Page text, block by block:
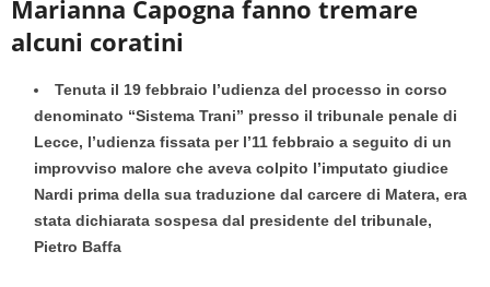
Marianna Capogna fanno tremare
alcuni coratini
Tenuta il 19 febbraio l’udienza del processo in corso
denominato “Sistema Trani” presso il tribunale penale di
Lecce, l’udienza fissata per l’11 febbraio a seguito di un
improvviso malore che aveva colpito l’imputato giudice
Nardi prima della sua traduzione dal carcere di Matera, era
stata dichiarata sospesa dal presidente del tribunale,
Pietro Baffa